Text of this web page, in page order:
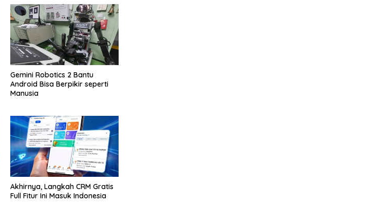
Gemini Robotics 2 Bantu
Android Bisa Berpikir seperti
Manusia
Akhirnya, Langkah CRM Gratis
Full Fitur Ini Masuk Indonesia